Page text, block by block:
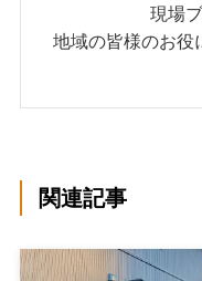
現場
地域の皆様のお役
関連記事